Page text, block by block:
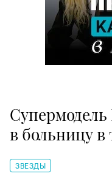
в больницу
ЗВЕЗДЫ